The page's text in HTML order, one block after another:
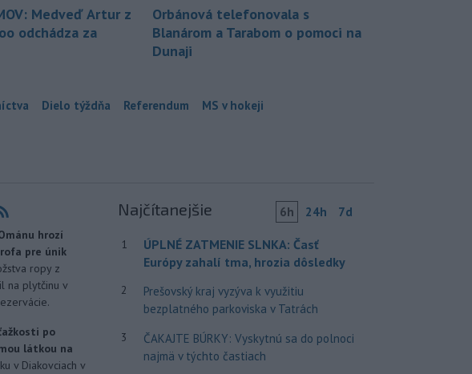
Medveď Artur z
odchádza za
Orbánová telefonovala s
Blanárom a Tarabom o pomoci na
Dunaji
Dielo týždňa Referendum MS v hokeji
hrozí
pre únik
ropy z
na plytčinu v
po
látkou na
v Diakovciach v
Najčítanejšie 6h 24h 7d
1
ÚPLNÉ ZATMENIE SLNKA: Časť
Európy zahalí tma, hrozia dôsledky
2
Prešovský kraj vyzýva k využitiu
bezplatného parkoviska v Tatrách
3
ČAKAJTE BÚRKY: Vyskytnú sa do polnoci
najmä v týchto častiach